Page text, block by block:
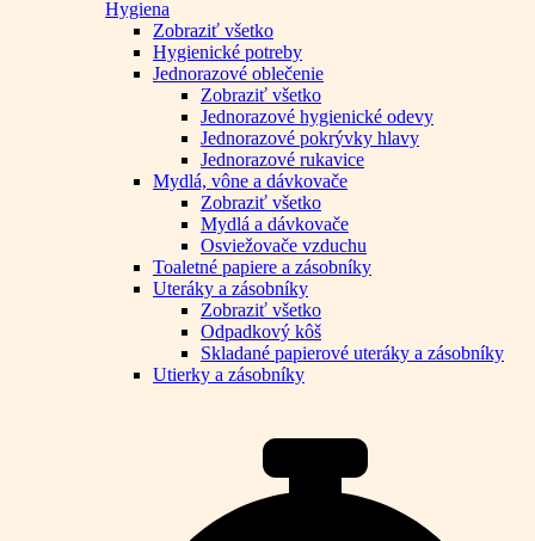
Hygiena
Zobraziť všetko
Hygienické potreby
Jednorazové oblečenie
Zobraziť všetko
Jednorazové hygienické odevy
Jednorazové pokrývky hlavy
Jednorazové rukavice
Mydlá, vône a dávkovače
Zobraziť všetko
Mydlá a dávkovače
Osviežovače vzduchu
Toaletné papiere a zásobníky
Uteráky a zásobníky
Zobraziť všetko
Odpadkový kôš
Skladané papierové uteráky a zásobníky
Utierky a zásobníky